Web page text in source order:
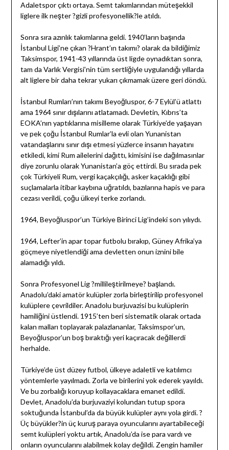
Adaletspor çıktı ortaya. Semt takımlarından müteşekkil
liglere ilk neşter ?gizli profesyonellik?le atıldı.
Sonra sıra azınlık takımlarına geldi. 1940’ların başında
İstanbul Ligi’ne çıkan ?Hrant’ın takımı? olarak da bildiğimiz
Taksimspor, 1941-43 yıllarında üst ligde oynadıktan sonra,
tam da Varlık Vergisi’nin tüm sertliğiyle uygulandığı yıllarda
alt liglere bir daha tekrar yukarı çıkmamak üzere geri döndü.
İstanbul Rumları’nın takımı Beyoğluspor, 6-7 Eylül’ü atlattı
ama 1964 sınır dışılarını atlatamadı. Devletin, Kıbrıs’ta
EOKA’nın yaptıklarına misilleme olarak Türkiye’de yaşayan
ve pek çoğu İstanbul Rumlar’la evli olan Yunanistan
vatandaşlarını sınır dışı etmesi yüzlerce insanın hayatını
etkiledi, kimi Rum ailelerini dağıttı, kimisini ise dağılmasınlar
diye zorunlu olarak Yunanistan’a göç ettirdi. Bu sırada pek
çok Türkiyeli Rum, vergi kaçakçılığı, asker kaçaklığı gibi
suçlamalarla itibar kaybına uğratıldı, bazılarına hapis ve para
cezası verildi, çoğu ülkeyi terke zorlandı.
1964, Beyoğluspor’un Türkiye Birinci Lig’indeki son yılıydı.
1964, Lefter’in apar topar futbolu bırakıp, Güney Afrika’ya
göçmeye niyetlendiği ama devletten onun iznini bile
alamadığı yıldı.
Sonra Profesyonel Lig ?millileştirilmeye? başlandı.
Anadolu’daki amatör kulüpler zorla birleştirilip profesyonel
kulüplere çevrildiler. Anadolu burjuvazisi bu kulüplerin
hamiliğini üstlendi. 1915’ten beri sistematik olarak ortada
kalan malları toplayarak palazlananlar, Taksimspor’un,
Beyoğluspor’un boş bıraktığı yeri kaçıracak değillerdi
herhalde.
Türkiye’de üst düzey futbol, ülkeye adaletli ve katılımcı
yöntemlerle yayılmadı. Zorla ve birilerini yok ederek yayıldı.
Ve bu zorbalığı koruyup kollayacaklara emanet edildi.
Devlet, Anadolu’da burjuvaziyi kolundan tutup spora
soktuğunda İstanbul’da da büyük kulüpler aynı yola girdi. ?
Üç büyükler?in üç kuruş paraya oyuncularını ayartabileceği
semt kulüpleri yoktu artık, Anadolu’da ise para vardı ve
onların oyuncularını alabilmek kolay değildi. Zengin hamiler